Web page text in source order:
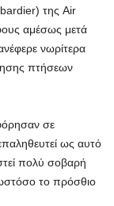
της Air
αμέσως μετά
νωρίτερα
πτήσεων
σε
ως αυτό
πολύ σοβαρή
το πρόσθιο